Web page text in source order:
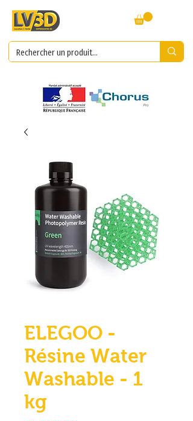
ELEGOO -
Résine Water
Washable - 1
kg